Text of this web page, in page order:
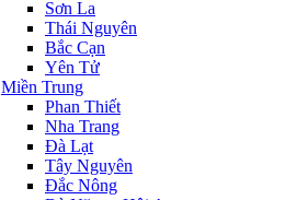
Sơn La
Thái Nguyên
Bắc Cạn
Yên Tử
Miền Trung
Phan Thiết
Nha Trang
Đà Lạt
Tây Nguyên
Đắc Nông